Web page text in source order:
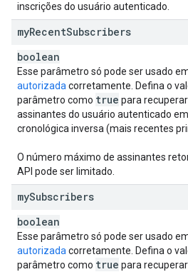
inscrições do usuário autenticado.
myRecentSubscribers
boolean
Esse parâmetro só pode ser usado
autorizada corretamente. Defina o
parâmetro como true para
assinantes do usuário autenticado
cronológica inversa (mais recentes
O número máximo de assinantes
API pode ser limitado.
mySubscribers
boolean
Esse parâmetro só pode ser usado
autorizada corretamente. Defina o
parâmetro como true para